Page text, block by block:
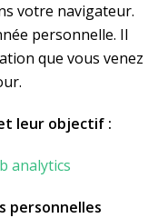
votre navigateur.
personnelle. Il
que vous venez
leur objectif :
analytics
personnelles